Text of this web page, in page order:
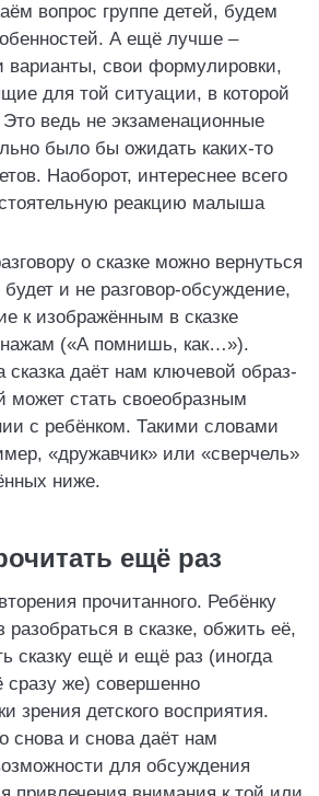
вопрос группе детей, будем
А ещё лучше –
варианты, свои формулировки,
для той ситуации, в которой
ведь не экзаменационные
было бы ожидать каких-то
Наоборот, интереснее всего
реакцию малыша
о сказке можно вернуться
и не разговор-обсуждение,
к изображённым в сказке
(«А помнишь, как…»).
сказка даёт нам ключевой образ-
может стать своеобразным
с ребёнком. Такими словами
«дружавчик» или «сверчель»
ниже.
ещё раз
прочитанного. Ребёнку
разобраться в сказке, обжить её,
сказку ещё и ещё раз (иногда
сразу же) совершенно
зрения детского восприятия.
снова и снова даёт нам
для обсуждения